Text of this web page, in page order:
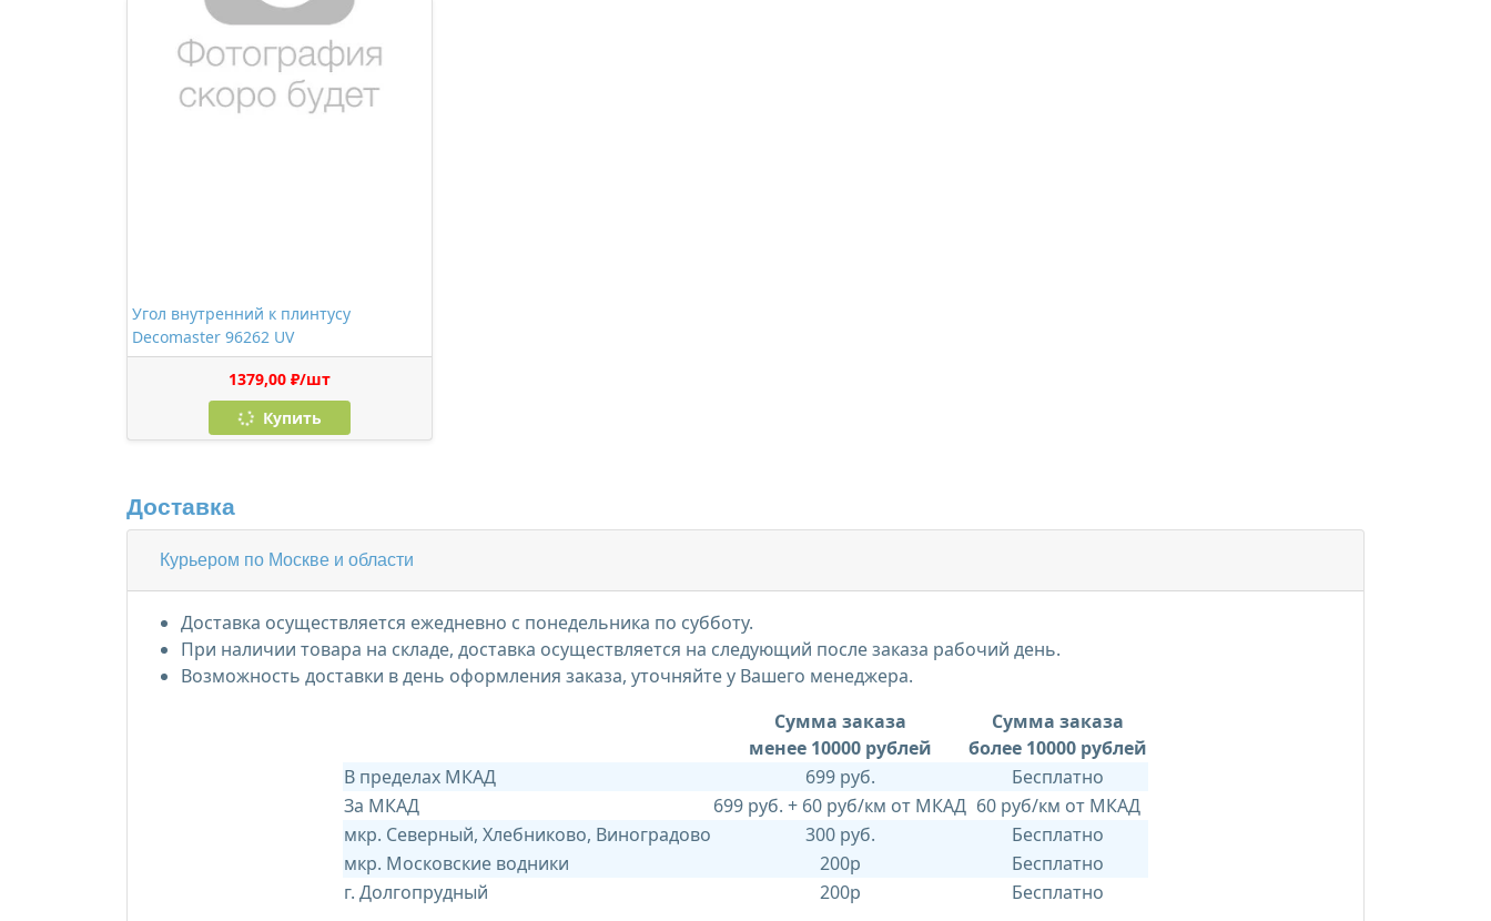
Угол внутренний к плинтусу
Decomaster 96262 UV
1379,00 ₽/шт
Купить
Доставка
Курьером по Москве и области
Доставка осуществляется ежедневно с понедельника по субботу.
При наличии товара на складе, доставка осуществляется на следующий после заказа рабочий день.
Возможность доставки в день оформления заказа, уточняйте у Вашего менеджера.
Сумма заказа
менее 10000 рублей
Сумма заказа
более 10000 рублей
В пределах МКАД
699 руб.
Бесплатно
За МКАД
699 руб. + 60 руб/км от МКАД 60 руб/км от МКАД
мкр. Северный, Хлебниково, Виноградово
300 руб.
Бесплатно
мкр. Московские водники
200р
Бесплатно
г. Долгопрудный
200р Бесплатно